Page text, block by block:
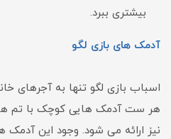
بیشتری ببرد.
آدمک های بازی لگو
اسباب بازی لگو تنها به آجرهای
هر ست آدمک هایی کوچک با تم
نیز ارائه می شود. وجود این آدمک